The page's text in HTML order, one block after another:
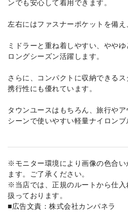
ンでも安心して着用できます。
左右にはファスナーポケットを備え
ミドラーと重ね着しやすい、ややゆ
ロングシーズン活躍します。
さらに、コンパクトに収納できるス
携行性にも優れています。
タウンユースはもちろん、旅行や
シーンで使いやすい軽量ナイロンブ
※モニター環境により画像の色合
ます。ご了承ください。
※当店では、正規のルートから仕入
扱っております。
■広告文責：株式会社カンパネラ